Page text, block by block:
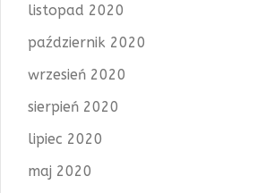
listopad 2020
październik 2020
wrzesień 2020
sierpień 2020
lipiec 2020
maj 2020